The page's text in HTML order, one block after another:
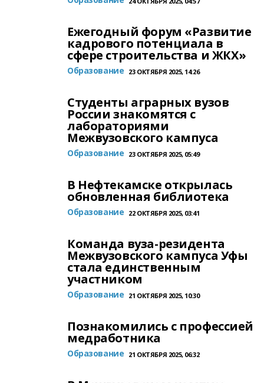
Ежегодный форум «Развитие
кадрового потенциала в
сфере строительства и ЖКХ»
Образование 23 ОКТЯБРЯ 2025, 14:26
Студенты аграрных вузов
России знакомятся с
лабораториями
Межвузовского кампуса
Образование 23 ОКТЯБРЯ 2025, 05:49
В Нефтекамске открылась
обновленная библиотека
Образование 22 ОКТЯБРЯ 2025, 03:41
Команда вуза-резидента
Межвузовского кампуса Уфы
стала единственным
участником
Образование 21 ОКТЯБРЯ 2025, 10:30
Познакомились с профессией
медработника
Образование 21 ОКТЯБРЯ 2025, 06:32